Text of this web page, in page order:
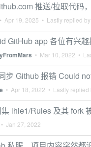
推送/拉取代码
• Apr 19, 2025 • Lastly replied by
GitHub app 各位有兴
• Mar 10, 2022 •
步 Github 报错 Could
• Apr 18, 2022 • Lastly replied
lhie1/Rules 及其 fork
• Jan 27, 2022